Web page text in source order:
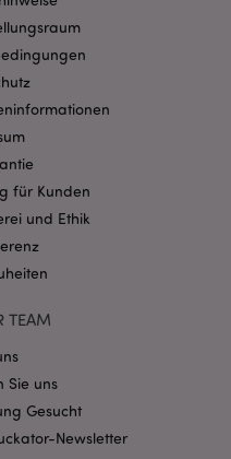
für Kunden
und Ethik
TEAM
Sie uns
Gesucht
Newsletter
Adobe Inc.
www.puckator.de